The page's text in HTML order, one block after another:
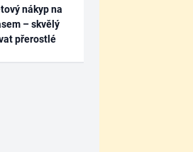
nákyp na
– skvělý
přerostlé